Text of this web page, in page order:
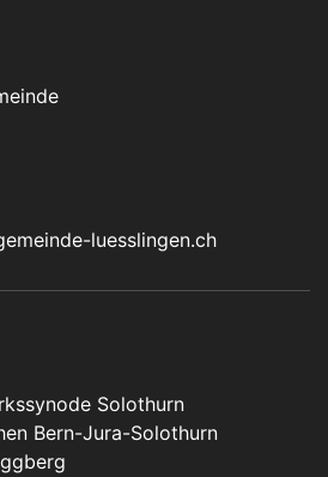
luesslingen.ch
Solothurn
Bern-Jura-Solothurn